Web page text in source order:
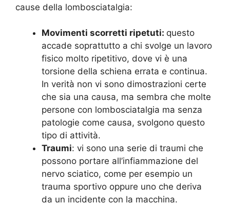
cause della lombosciatalgia:
Movimenti scorretti ripetuti: questo
accade soprattutto a chi svolge un lavoro
fisico molto ripetitivo, dove vi è una
torsione della schiena errata e continua.
In verità non vi sono dimostrazioni certe
che sia una causa, ma sembra che molte
persone con lombosciatalgia ma senza
patologie come causa, svolgono questo
tipo di attività.
Traumi: vi sono una serie di traumi che
possono portare all’infiammazione del
nervo sciatico, come per esempio un
trauma sportivo oppure uno che deriva
da un incidente con la macchina.